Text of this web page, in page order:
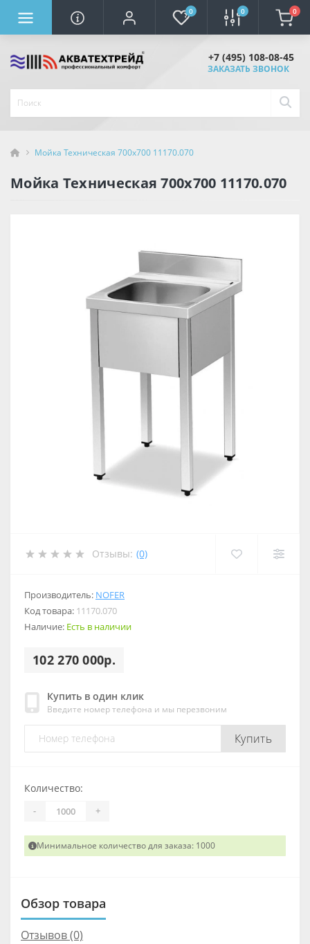
0 0 0
+7 (495) 108-08-45
ЗАКАЗАТЬ ЗВОНОК
Мойка Техническая 700х700 11170.070
Мойка Техническая 700х700 11170.070
Отзывы: (0)
Производитель: NOFER
Код товара: 11170.070
Наличие: Есть в наличии
102 270 000р.
Купить в один клик
Введите номер телефона и мы перезвоним
Купить
Количество:
- +
Минимальное количество для заказа: 1000
Обзор товара
Отзывов (0)